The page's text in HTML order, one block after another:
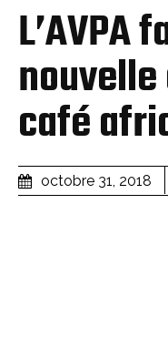
L’AVPA
café
octobre 31, 2018